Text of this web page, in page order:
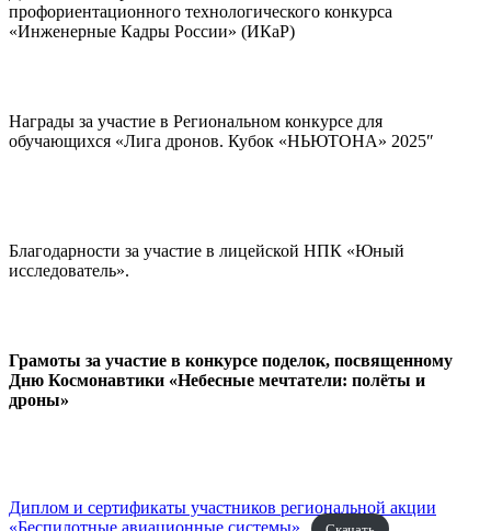
профориентационного технологического конкурса
«Инженерные Кадры России» (ИКаР)
Награды за участие в Региональном конкурсе для
обучающихся «Лига дронов. Кубок «НЬЮТОНА» 2025″
Благодарности за участие в лицейской НПК «Юный
исследователь».
Грамоты за участие в конкурсе поделок, посвященному
Дню Космонавтики «Небесные мечтатели: полёты и
дроны»
Диплом и сертификаты участников региональной акции